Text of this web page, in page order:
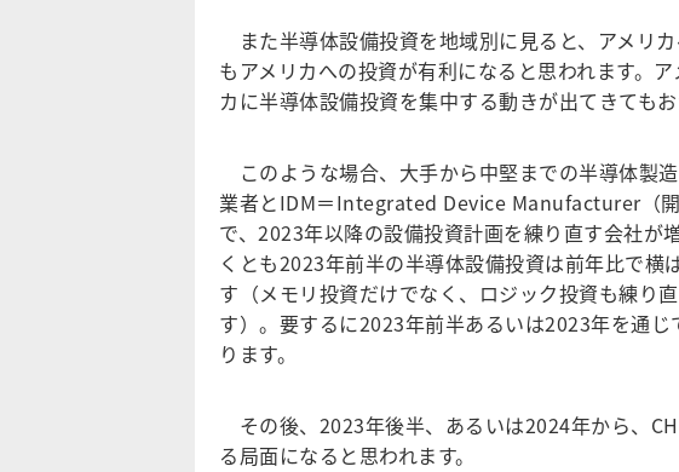
また半導体設備投資を地域別に見ると、アメリ
もアメリカへの投資が有利になると思われます。
カに半導体設備投資を集中する動きが出てきてもお
このような場合、大手から中堅までの半導体製
業者とIDM＝Integrated Device Manufacturer（
で、2023年以降の設備投資計画を練り直す会社が
くとも2023年前半の半導体設備投資は前年比で横
す（メモリ投資だけでなく、ロジック投資も練り
す）。要するに2023年前半あるいは2023年を通
ります。
その後、2023年後半、あるいは2024年から、
る局面になると思われます。